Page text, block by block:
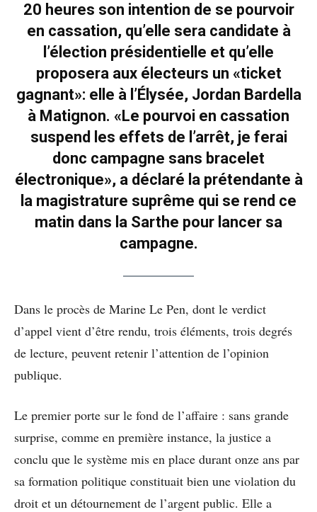
20 heures son intention de se pourvoir
en cassation, qu’elle sera candidate à
l’élection présidentielle et qu’elle
proposera aux électeurs un «ticket
gagnant»: elle à l’Élysée, Jordan Bardella
à Matignon. «Le pourvoi en cassation
suspend les effets de l’arrêt, je ferai
donc campagne sans bracelet
électronique», a déclaré la prétendante à
la magistrature suprême qui se rend ce
matin dans la Sarthe pour lancer sa
campagne.
Dans le procès de Marine Le Pen, dont le verdict
d’appel vient d’être rendu, trois éléments, trois degrés
de lecture, peuvent retenir l’attention de l’opinion
publique.
Le premier porte sur le fond de l’affaire : sans grande
surprise, comme en première instance, la justice a
conclu que le système mis en place durant onze ans par
sa formation politique constituait bien une violation du
droit et un détournement de l’argent public. Elle a